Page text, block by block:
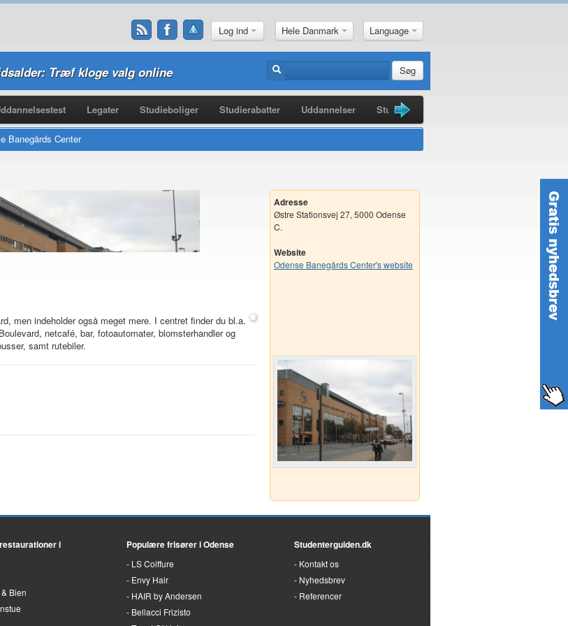
Log ind Hele Danmark Language
Træf kloge valg online Søg
Legater Studieboliger Studierabatter Uddannelser Studiebøger
Banegårds Center
men indeholder også meget mere. I centret finder du bl.a.
netcafé, bar, fotoautomater, blomsterhandler og
samt rutebiler.
Adresse
Østre Stationsvej 27, 5000 Odense
C.
Website
Odense Banegårds Center's website
i
Bien
Populære frisører i Odense
LS Coiffure
Envy Hair
HAIR by Andersen
Bellacci Frizisto
Studenterguiden.dk
Kontakt os
Nyhedsbrev
Referencer